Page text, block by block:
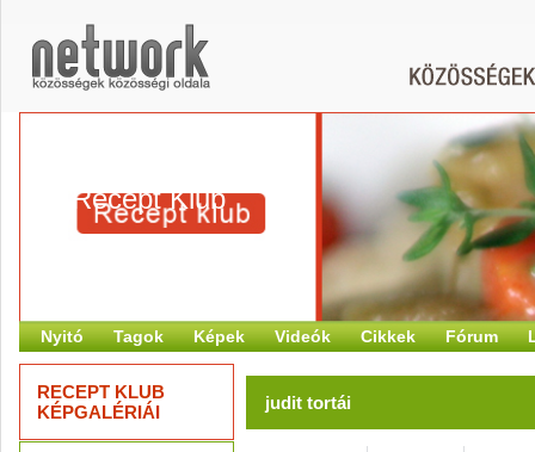
Recept Klub
Nyitó Tagok Képek Videók Cikkek Fórum
RECEPT KLUB
KÉPGALÉRIÁI
judit tortái